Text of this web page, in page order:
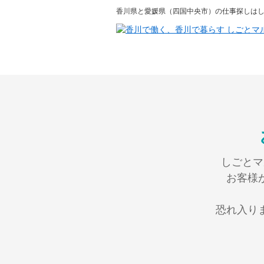
香川県と愛媛県（四国中央市）の仕事探しは
しごと
お客様
恐れ入り